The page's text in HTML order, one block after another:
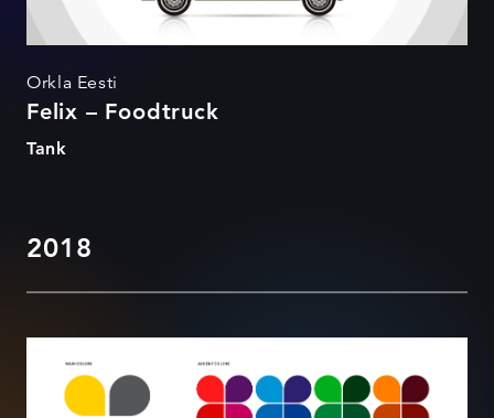
Orkla Eesti
Felix – Foodtruck
Tank
2018
R-Kiosk Rebranding